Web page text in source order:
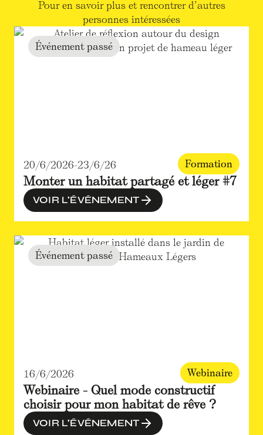
Pour en savoir plus et rencontrer d’autres
personnes intéressées
Événement passé
20/6/2026-23/6/26 Formation
Monter un habitat partagé et léger #7
VOIR L'ÉVÉNEMENT
Événement passé
16/6/2026 Webinaire
Webinaire - Quel mode constructif
choisir pour mon habitat de rêve ?
VOIR L'ÉVÉNEMENT